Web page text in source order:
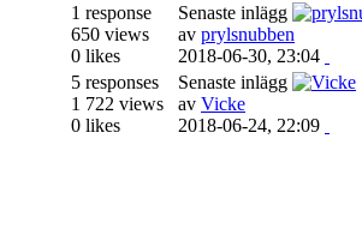
1 response
650 views
0 likes
Senaste inlägg
av prylsnubben
2018-06-30, 23:04
5 responses
1 722 views
0 likes
Senaste inlägg
av Vicke
2018-06-24, 22:09